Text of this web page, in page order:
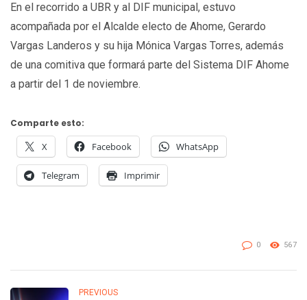
En el recorrido a UBR y al DIF municipal, estuvo
acompañada por el Alcalde electo de Ahome, Gerardo
Vargas Landeros y su hija Mónica Vargas Torres, además
de una comitiva que formará parte del Sistema DIF Ahome
a partir del 1 de noviembre.
Comparte esto:
X Facebook WhatsApp
Telegram Imprimir
0 567
PREVIOUS